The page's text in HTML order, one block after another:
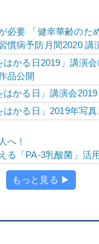
必要 「健幸華齢のた
病予防月間2020 講
はかる日2019」講演
品公開
はかる日」講演会
はかる日」2019年写
へ！
る「PA-3乳酸菌」活
もっと見る ▶